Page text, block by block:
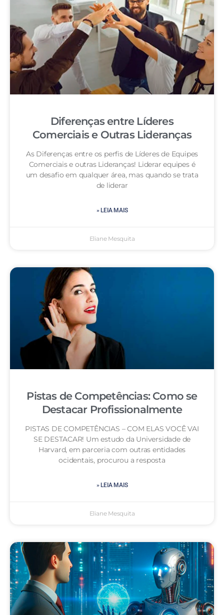
Diferenças entre Líderes
Comerciais e Outras Lideranças
As Diferenças entre os perfis de Líderes de Equipes
Comerciais e outras Lideranças! Liderar equipes é
um desafio em qualquer área, mas quando se trata
de liderar
» LEIA MAIS
Eliane Mesquita
Pistas de Competências: Como se
Destacar Profissionalmente
PISTAS DE COMPETÊNCIAS – COM ELAS VOCÊ VAI
SE DESTACAR! Um estudo da Universidade de
Harvard, em parceria com outras entidades
ocidentais, procurou a resposta
» LEIA MAIS
Eliane Mesquita